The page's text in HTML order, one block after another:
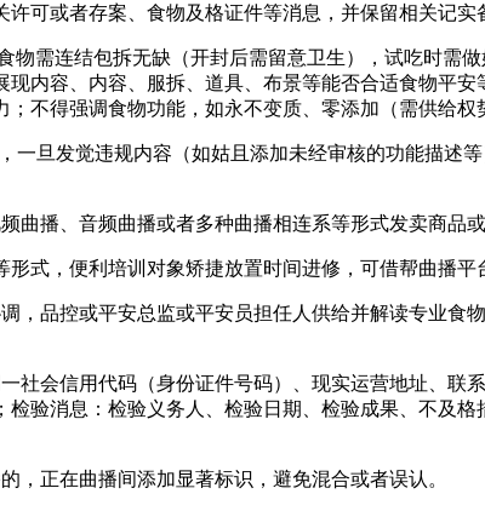
可或者存案、食物及格证件等消息，并保留相关记实
连结包拆无缺（开封后需留意卫生），试吃时需做
内容、内容、服拆、道具、布景等能否合适食物平
不得强调食物功能，如永不变质、零添加（需供给权
发觉违规内容（如姑且添加未经审核的功能描述等
播、音频曲播或者多种曲播相连系等形式发卖商品或
，便利培训对象矫捷放置时间进修，可借帮曲播平
品控或平安总监或平安员担任人供给并解读专业食
会信用代码（身份证件号码）、现实运营地址、联
验消息：检验义务人、检验日期、检验成果、不及
正在曲播间添加显著标识，避免混合或者误认。